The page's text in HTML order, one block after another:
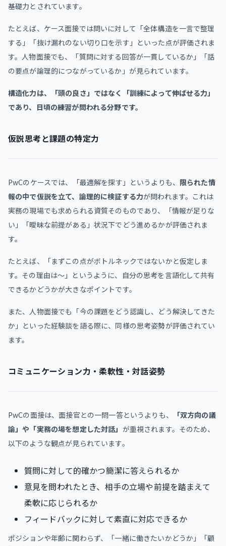
基礎力とされています。
たとえば、ケース面接では問いに対して「全体構造を一言で整理
する」「抜け漏れのない切り口を示す」といった点が評価されま
す。人物面接でも、「質問に対する回答が一貫しているか」「話
の要点が論理的につながっているか」が見られています。
構造化力は、「頭の良さ」ではなく「訓練によって伸ばせる力」
であり、日頃の練習が問われる分野です。
仮説思考と課題の特定力
PwCのケースでは、「最適解を探す」というよりも、 限られた情
報の中で仮説を立て、論理的に検証する力が問われます。これは
実務の現場でも求められる資質そのものであり、「情報が足りな
い」「曖昧な前提がある」状況下でどう進めるかが評価されま
す。
たとえば、「まずこの点がボトルネックではないかと仮定しま
す。その理由は〜」というように、自分の思考を言語化して共有
できるかどうかが大きなポイントです。
また、人物面接でも「今の課題をどう認識し、どう解決してきた
か」といった経験談を語る際に、同様の思考姿勢が評価されてい
ます。
コミュニケーション力・柔軟性・対話姿勢
PwCの面接は、面接官との一問一答というよりも、
「双方向の議
論」や「実務の場を想定した対話」 が重視されます。そのため、
以下のような観点が見られています。
質問に対して的確かつ簡潔に答えられるか
意見を問われたとき、相手の立場や前提を踏まえて
柔軟に応じられるか
フィードバックに対して素直に対応できるか
ポジションや年齢に関わらず、「一緒に働きたいかどうか」「顧